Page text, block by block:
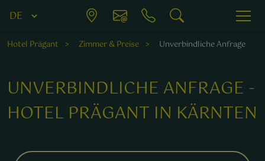
Hotel Prägant Zimmer & Preise Unverbindliche Anfrage
UNVERBINDLICHE ANFRAGE -
HOTEL PRÄGANT IN KÄRNTEN